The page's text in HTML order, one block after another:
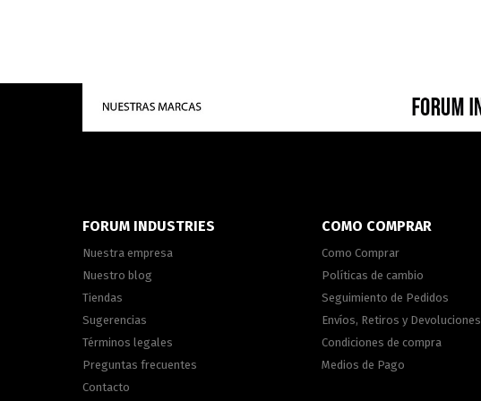
FORUM INDUSTRIES
Nuestra empresa
Nuestro blog
Tiendas
Sugerencias
Términos legales
Preguntas frecuentes
Contacto
COMO COMPRAR
Como Comprar
Políticas de cambio
Seguimiento de Pedidos
Envíos, Retiros y Devoluciones
Condiciones de compra
Medios de Pago